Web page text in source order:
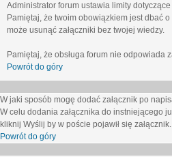
Administrator forum ustawia limity
Pamiętaj, że twoim obowiązkiem jest dbać
może usunąć załączniki bez twojej wiedzy.
Pamiętaj, że obsługa forum nie odpowiada
Powrót do góry
W jaki sposób mogę dodać załącznik po
W celu dodania załącznika do instniejącego
kliknij Wyślij by w poście pojawił się załącznik.
Powrót do góry